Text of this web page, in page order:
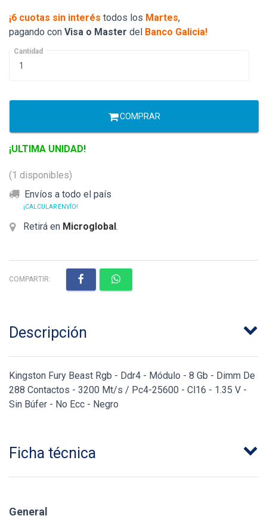
¡6 cuotas sin interés todos los Martes,
pagando con Visa o Master del Banco Galicia!
Cantidad
COMPRAR
¡ULTIMA UNIDAD!
(1 disponibles)
Envíos a todo el país
¡CALCULAR ENVÍO!
Retirá en Microglobal.
COMPARTIR:
Descripción
Kingston Fury Beast Rgb - Ddr4 - Módulo - 8 Gb - Dimm De
288 Contactos - 3200 Mt/s / Pc4-25600 - Cl16 - 1.35 V -
Sin Búfer - No Ecc - Negro
Ficha técnica
General